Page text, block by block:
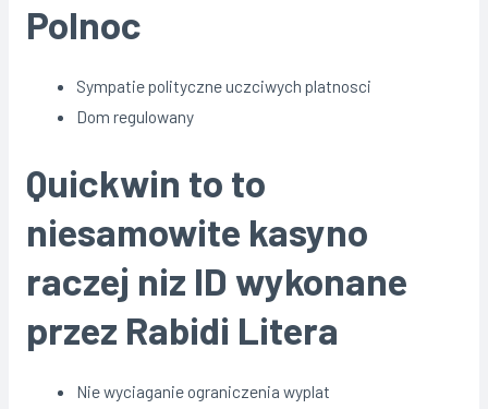
Polnoc
Sympatie polityczne uczciwych platnosci
Dom regulowany
Quickwin to to
niesamowite kasyno
raczej niz ID wykonane
przez Rabidi Litera
Nie wyciaganie ograniczenia wyplat